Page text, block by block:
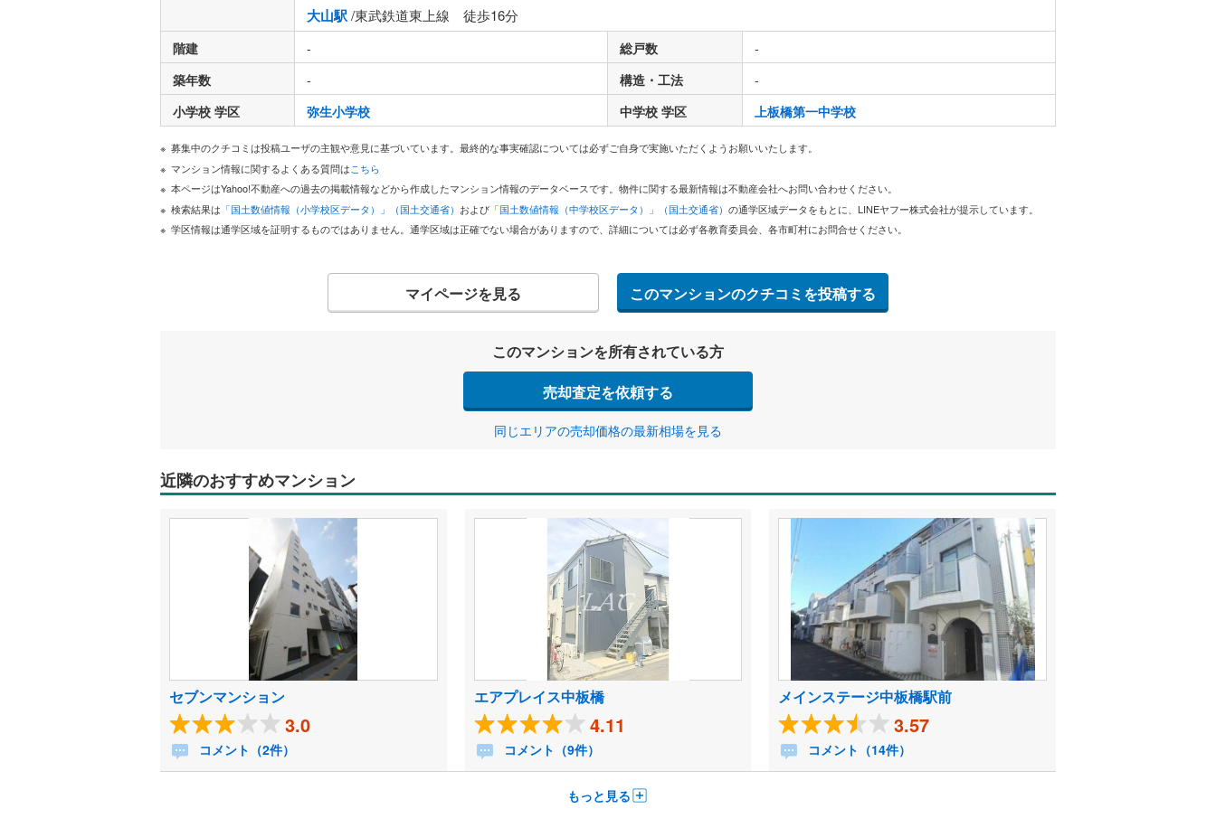
大山駅/東武鉄道東上線 徒歩16分
階建 - 総戸数
-
築年数
- 構造・工法
-
小学校 学区
弥生小学校 中学校 学区 上板橋第一中学校
募集中のクチコミは投稿ユーザの主観や意見に基づいています。最終的な事実確認については必ずご自身で実施いただくようお願いいたします。
マンション情報に関するよくある質問はこちら
本ページはYahoo!不動産への過去の掲載情報などから作成したマンション情報のデータベースです。物件に関する最新情報は不動産会社へお問い合わせください。
検索結果は 「国土数値情報（小学校区データ）」（国土交通省） および 「国土数値情報（中学校区データ）」（国土交通省） の通学区域データをもとに、LINEヤフー株式会社が提示しています。
学区情報は通学区域を証明するものではありません。通学区域は正確でない場合がありますので、詳細については必ず各教育委員会、各市町村にお問合せください。
マイページを見る このマンションのクチコミを投稿する
このマンションを所有されている方
売却査定を依頼する
同じエリアの売却価格の最新相場を見る
近隣のおすすめマンション
セブンマンション
3.0
コメント（2件）
エアプレイス中板橋
4.11
コメント（9件）
メインステージ中板橋駅前
3.57
コメント（14件）
もっと見る